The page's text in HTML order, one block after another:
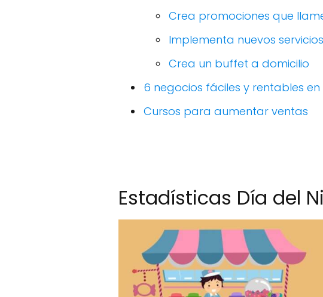
Crea promociones que
Implementa nuevos servicios
Crea un buffet a domicilio
6 negocios fáciles y rentables en
Cursos para aumentar ventas
Estadísticas Día del